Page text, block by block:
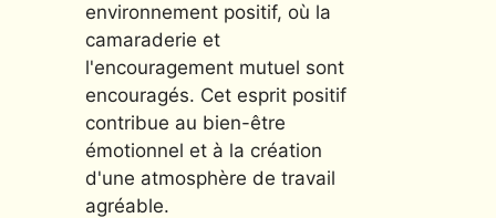
environnement positif, où la
camaraderie et
l'encouragement mutuel sont
encouragés. Cet esprit positif
contribue au bien-être
émotionnel et à la création
d'une atmosphère de travail
agréable.